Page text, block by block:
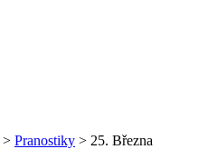
> Pranostiky > 25. Března